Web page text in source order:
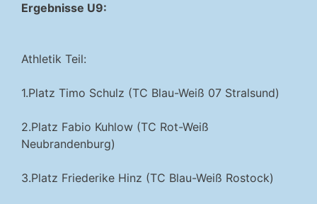
Ergebnisse U9:
Athletik Teil:
1.Platz Timo Schulz (TC Blau-Weiß 07 Stralsund)
2.Platz Fabio Kuhlow (TC Rot-Weiß
Neubrandenburg)
3.Platz Friederike Hinz (TC Blau-Weiß Rostock)